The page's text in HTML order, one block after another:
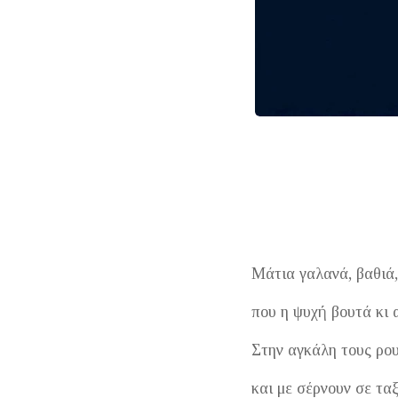
Μάτια γαλανά,
που η ψυχή βουτά κι
Στην αγκάλη τους
και με σέρνουν σε